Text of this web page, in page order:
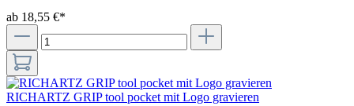
ab 18,55 €*
RICHARTZ GRIP tool pocket mit Logo gravieren